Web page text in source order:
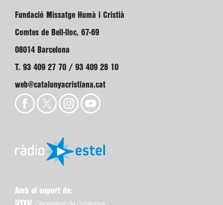
Fundació Missatge Humà i Cristià
Comtes de Bell-lloc, 67-69
08014 Barcelona
T. 93 409 27 70 / 93 409 28 10
web@catalunyacristiana.cat
Amb el suport de: